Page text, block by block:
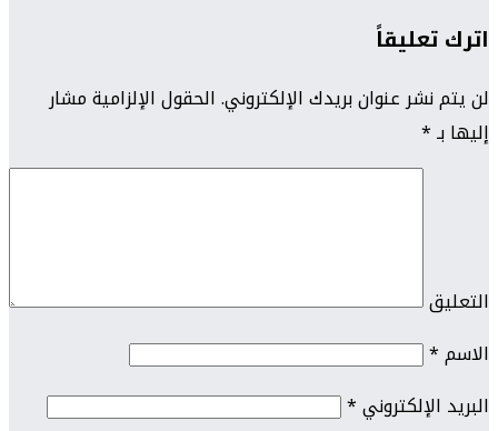
اترك تعليقاً
لن يتم نشر عنوان بريدك الإلكتروني.الحقول الإلزامية مشار
إليها بـ*
التعليق
الاسم*
البريد الإلكتروني*